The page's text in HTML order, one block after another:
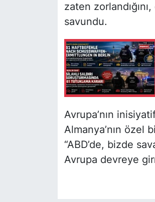
zaten
savundu.
Avrupa’nın
Almanya’nın özel
“ABD’de, bizde
Avrupa devreye